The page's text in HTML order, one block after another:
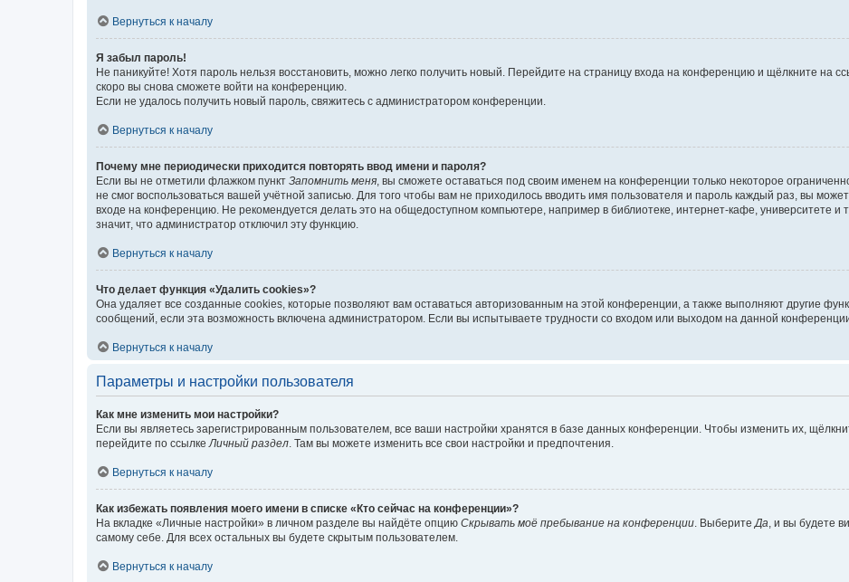
Вернуться к началу
Я забыл пароль!
Не паникуйте! Хотя пароль нельзя восстановить, можно легко получить новый. Перейдите на страницу входа на конференцию и щёлкните на
скоро вы снова сможете войти на конференцию.
Если не удалось получить новый пароль, свяжитесь с администратором конференции.
Вернуться к началу
Почему мне периодически приходится повторять ввод имени и пароля?
Если вы не отметили флажком пункт Запомнить меня , вы сможете оставаться под своим именем на конференции только некоторое
не смог воспользоваться вашей учётной записью. Для того чтобы вам не приходилось вводить имя пользователя и пароль каждый раз, вы
входе на конференцию. Не рекомендуется делать это на общедоступном компьютере, например в библиотеке, интернет-кафе, университете и
значит, что администратор отключил эту функцию.
Вернуться к началу
Что делает функция «Удалить cookies»?
Она удаляет все созданные cookies, которые позволяют вам оставаться авторизованным на этой конференции, а также выполняют другие
сообщений, если эта возможность включена администратором. Если вы испытываете трудности со входом или выходом на данной
Вернуться к началу
Параметры и настройки пользователя
Как мне изменить мои настройки?
Если вы являетесь зарегистрированным пользователем, все ваши настройки хранятся в базе данных конференции. Чтобы изменить их,
перейдите по ссылке Личный раздел . Там вы можете изменить все свои настройки и предпочтения.
Вернуться к началу
Как избежать появления моего имени в списке «Кто сейчас на конференции»?
На вкладке «Личные настройки» в личном разделе вы найдёте опцию Скрывать моё пребывание на конференции . Выберите Да , и вы будете
самому себе. Для всех остальных вы будете скрытым пользователем.
Вернуться к началу